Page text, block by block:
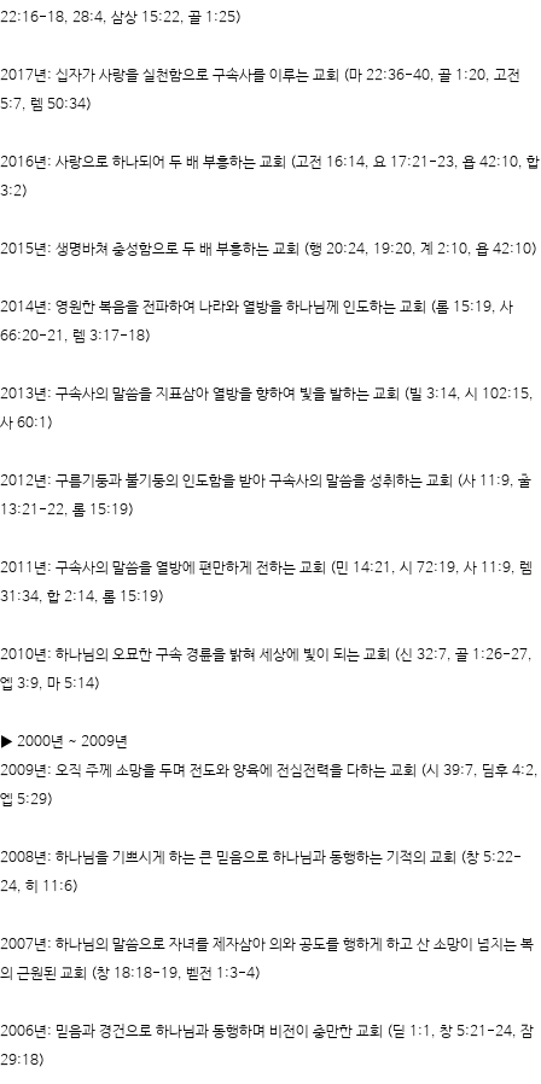
22:16-18, 28:4, 삼상 15:22, 골 1:25)
2017년: 십자가 사랑을 실천함으로 구속사를 이루는 교회 (마 22:36-40, 골 1:20, 고전
5:7, 렘 50:34)
2016년: 사랑으로 하나되어 두 배 부흥하는 교회 (고전 16:14, 요 17:21-23, 욥 42:10, 합
3:2)
2015년: 생명바쳐 충성함으로 두 배 부흥하는 교회 (행 20:24, 19:20, 계 2:10, 욥 42:10)
2014년: 영원한 복음을 전파하여 나라와 열방을 하나님께 인도하는 교회 (롬 15:19, 사
66:20-21, 렘 3:17-18)
2013년: 구속사의 말씀을 지표삼아 열방을 향하여 빛을 발하는 교회 (빌 3:14, 시 102:15,
사 60:1)
2012년: 구름기둥과 불기둥의 인도함을 받아 구속사의 말씀을 성취하는 교회 (사 11:9, 출
13:21-22, 롬 15:19)
2011년: 구속사의 말씀을 열방에 편만하게 전하는 교회 (민 14:21, 시 72:19, 사 11:9, 렘
31:34, 합 2:14, 롬 15:19)
2010년: 하나님의 오묘한 구속 경륜을 밝혀 세상에 빛이 되는 교회 (신 32:7, 골 1:26-27,
엡 3:9, 마 5:14)
▶ 2000년 ~ 2009년
2009년: 오직 주께 소망을 두며 전도와 양육에 전심전력을 다하는 교회 (시 39:7, 딤후 4:2,
엡 5:29)
2008년: 하나님을 기쁘시게 하는 큰 믿음으로 하나님과 동행하는 기적의 교회 (창 5:22-
24, 히 11:6)
2007년: 하나님의 말씀으로 자녀를 제자삼아 의와 공도를 행하게 하고 산 소망이 넘치는 복
의 근원된 교회 (창 18:18-19, 벧전 1:3-4)
2006년: 믿음과 경건으로 하나님과 동행하며 비전이 충만한 교회 (딛 1:1, 창 5:21-24, 잠
29:18)